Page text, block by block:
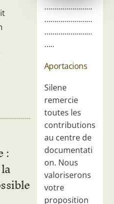
:
……………………
……………………
……………………
…..
Aportacions
Silene
remercie
toutes les
contributions
au centre de
documentati
on. Nous
valoriserons
votre
proposition